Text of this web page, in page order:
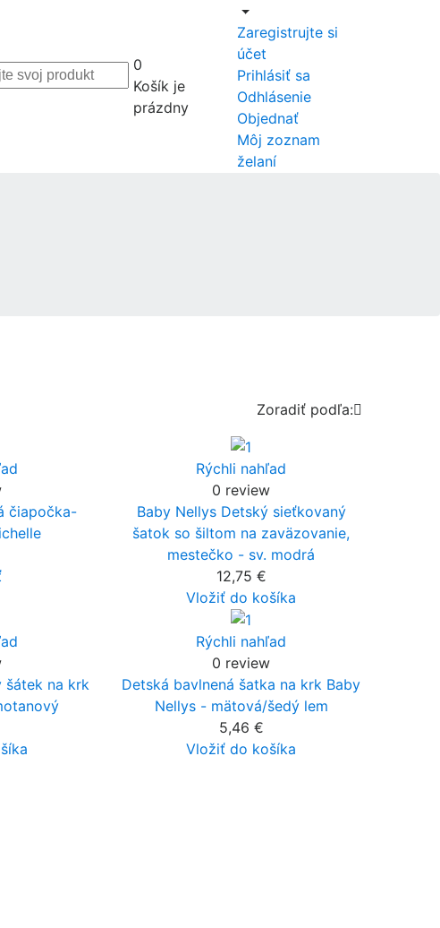
0
Košík je
prázdny
Zaregistrujte si
účet
Prihlásiť sa
Odhlásenie
Objednať
Môj zoznam
želaní
Zoradiť podľa:
čiapočka-
Rýchli nahľad
0 review
Baby Nellys Detský sieťkovaný
šatok so šiltom na zaväzovanie,
mestečko - sv. modrá
12,75 €
Vložiť do košíka
šátek na krk
Rýchli nahľad
0 review
Detská bavlnená šatka na krk Baby
Nellys - mätová/šedý lem
5,46 €
Vložiť do košíka